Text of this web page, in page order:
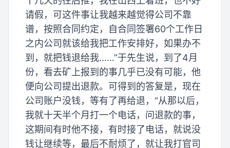
请假，可这件事让我越来越觉得公司不靠
谱，按照合同约定，自合同签署60个工作日
之内公司就该给我把工作安排好，如果办不
到，就把钱退给我……”于先生说，到了4月
份，看去矿上报到的事几乎已没有可能，他
便向公司提出退款。可得到的答复是，现在
公司账户没钱，等有了再给退，“从那以后，
我就十天半个月打一个电话，问退款的事，
这期间有时他不接，有时接了电话，就说没
钱让继续等，最后不耐烦了，就让我打官司